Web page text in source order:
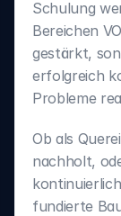
Schulung
Bereichen
gestärkt,
erfolgreich
Probleme
Ob als
nachholt,
fundierte